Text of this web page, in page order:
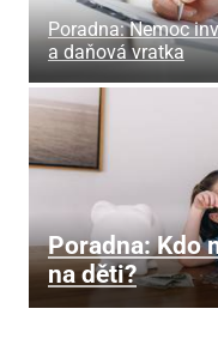
Poradna: Nemoc
a daňová vratka
Poradna: Kdo
na děti?